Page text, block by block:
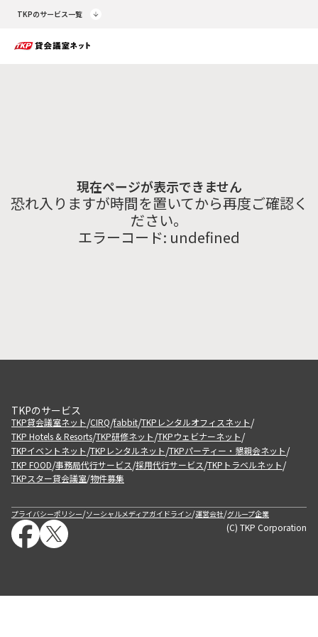
TKPのサービス一覧
現在ページが表示できません
恐れ入りますが時間を置いてから再度ご確認く
ださい。
エラーコード: undefined
TKPのサービス
TKP貸会議室ネット/CIRQ/fabbit/TKPレンタルオフィスネット/
TKP Hotels & Resorts/TKP研修ネット/TKPウェビナーネット/
TKPイベントネット/TKPレンタルネット/TKPパーティー・懇親会ネット/
TKP FOOD/事務局代行サービス/採用代行サービス/TKPトラベルネット/
TKPスター貸会議室/物件募集
プライバシーポリシー/ソーシャルメディアガイドライン/運営会社/グループ企業
(C) TKP Corporation